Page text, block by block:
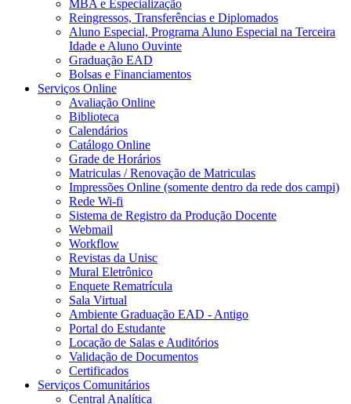
MBA e Especialização
Reingressos, Transferências e Diplomados
Aluno Especial, Programa Aluno Especial na Terceira
Idade e Aluno Ouvinte
Graduação EAD
Bolsas e Financiamentos
Serviços Online
Avaliação Online
Biblioteca
Calendários
Catálogo Online
Grade de Horários
Matriculas / Renovação de Matriculas
Impressões Online (somente dentro da rede dos campi)
Rede Wi-fi
Sistema de Registro da Produção Docente
Webmail
Workflow
Revistas da Unisc
Mural Eletrônico
Enquete Rematrícula
Sala Virtual
Ambiente Graduação EAD - Antigo
Portal do Estudante
Locação de Salas e Auditórios
Validação de Documentos
Certificados
Serviços Comunitários
Central Analítica